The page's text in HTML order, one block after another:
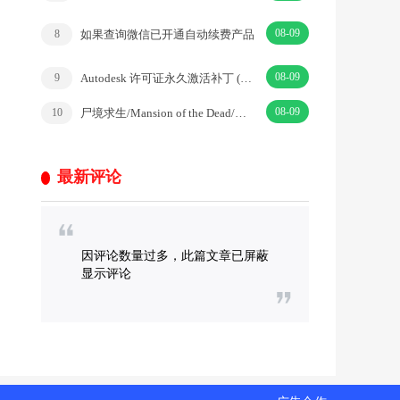
8 如果查询微信已开通自动续费产品 08-09
9 Autodesk 许可证永久激活补丁 (2026.04.02) 08-09
10 尸境求生/Mansion of the Dead/恐怖惊悚 08-09
最新评论
因评论数量过多，此篇文章已屏蔽
显示评论